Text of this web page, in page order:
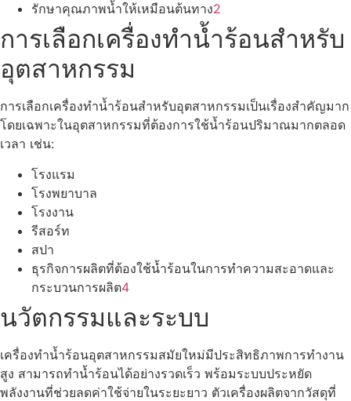
รักษาคุณภาพน้ำให้เหมือนต้นทาง2
การเลือกเครื่องทำน้ำร้อนสำหรับ
อุตสาหกรรม
การเลือกเครื่องทำน้ำร้อนสำหรับอุตสาหกรรมเป็นเรื่องสำคัญมาก
โดยเฉพาะในอุตสาหกรรมที่ต้องการใช้น้ำร้อนปริมาณมากตลอด
เวลา เช่น:
โรงแรม
โรงพยาบาล
โรงงาน
รีสอร์ท
สปา
ธุรกิจการผลิตที่ต้องใช้น้ำร้อนในการทำความสะอาดและ
กระบวนการผลิต4
นวัตกรรมและระบบ
เครื่องทำน้ำร้อนอุตสาหกรรมสมัยใหม่มีประสิทธิภาพการทำงาน
สูง สามารถทำน้ำร้อนได้อย่างรวดเร็ว พร้อมระบบประหยัด
พลังงานที่ช่วยลดค่าใช้จ่ายในระยะยาว ตัวเครื่องผลิตจากวัสดุที่